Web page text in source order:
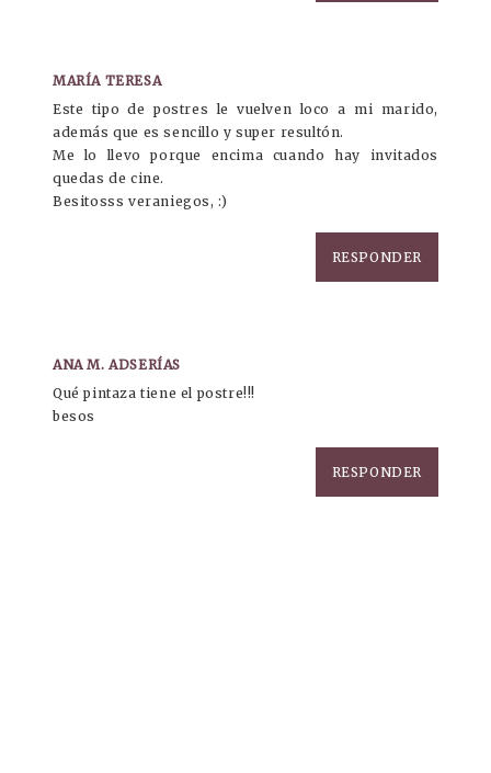
MARÍA TERESA
Este tipo de postres le vuelven loco a mi marido,
además que es sencillo y super resultón.
Me lo llevo porque encima cuando hay invitados
quedas de cine.
Besitosss veraniegos, :)
RESPONDER
ANA M. ADSERÍAS
Qué pintaza tiene el postre!!!
besos
RESPONDER